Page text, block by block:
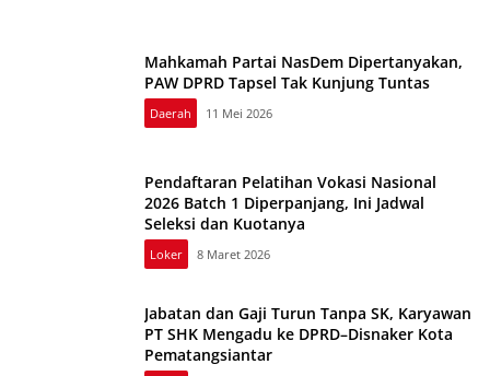
Mahkamah Partai NasDem Dipertanyakan,
PAW DPRD Tapsel Tak Kunjung Tuntas
Daerah 11 Mei 2026
Pendaftaran Pelatihan Vokasi Nasional
2026 Batch 1 Diperpanjang, Ini Jadwal
Seleksi dan Kuotanya
Loker 8 Maret 2026
Jabatan dan Gaji Turun Tanpa SK, Karyawan
PT SHK Mengadu ke DPRD–Disnaker Kota
Pematangsiantar